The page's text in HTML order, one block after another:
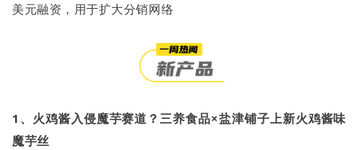
美元融资，用于扩大分销网络
1、火鸡酱入侵魔芋赛道？三养食品×盐津铺子上新火鸡酱味
魔芋丝